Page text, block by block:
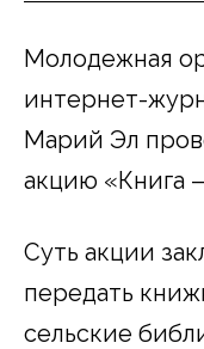
Молодежная
интернет-
Марий Эл
акцию «Книга
Суть акции
передать
сельские